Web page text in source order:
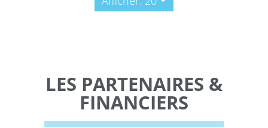
LES PARTENAIRES &
FINANCIERS